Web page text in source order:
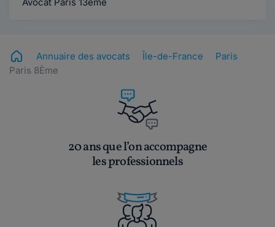
Annuaire des avocats Île-de-France
Paris
Paris 8Ème
20 ans que l’on accompagne
les professionnels